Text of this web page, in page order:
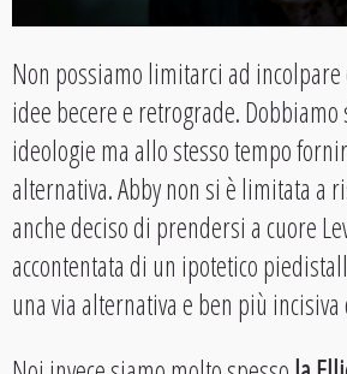
Non possiamo limitarci ad
idee becere e retrograde.
ideologie ma allo stesso tempo
alternativa. Abby non si è limitata a
anche deciso di prendersi a cuore
accontentata di un ipotetico
una via alternativa e ben più